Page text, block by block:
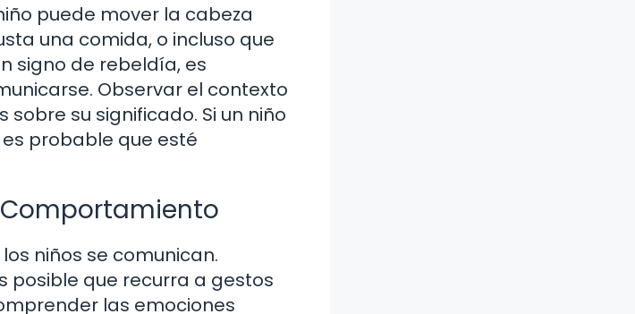
puede mover la cabeza
una comida, o incluso que
signo de rebeldía, es
Observar el contexto
su significado. Si un niño
probable que esté
Comportamiento
niños se comunican.
posible que recurra a gestos
las emociones